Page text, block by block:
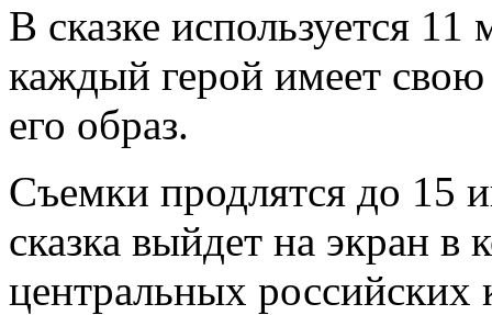
В сказке используется
каждый герой имеет
его образ.
Съемки продлятся до 15
сказка выйдет на экран в
центральных российских